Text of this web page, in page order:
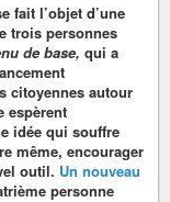
fait l’objet d’une
trois personnes
de base, qui a
citoyennes autour
espèrent
idée qui souffre
même, encourager
outil. Un nouveau
personne